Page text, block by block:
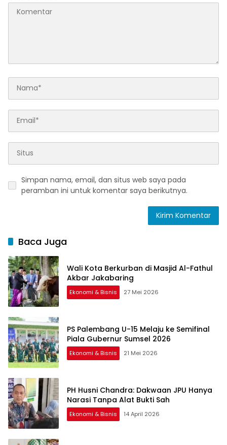
Simpan nama, email, dan situs web saya pada
peramban ini untuk komentar saya berikutnya.
Baca Juga
Wali Kota Berkurban di Masjid Al-Fathul
Akbar Jakabaring
Ekonomi & Bisnis 27 Mei 2026
PS Palembang U-15 Melaju ke Semifinal
Piala Gubernur Sumsel 2026
Ekonomi & Bisnis 21 Mei 2026
PH Husni Chandra: Dakwaan JPU Hanya
Narasi Tanpa Alat Bukti Sah
Ekonomi & Bisnis 14 April 2026